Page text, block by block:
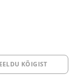
KÕIGIST